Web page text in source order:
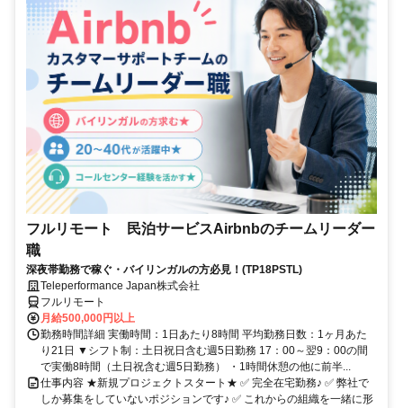
フルリモート 民泊サービスAirbnbのチームリーダー
職
深夜帯勤務で稼ぐ・バイリンガルの方必見！(TP18PSTL)
Teleperformance Japan株式会社
フルリモート
月給500,000円以上
勤務時間詳細 実働時間：1日あたり8時間 平均勤務日数：1ヶ月あた
り21日 ▼シフト制：土日祝日含む週5日勤務 17：00～翌9：00の間
で実働8時間（土日祝含む週5日勤務） ・1時間休憩の他に前半...
仕事内容 ★新規プロジェクトスタート★ ✅ 完全在宅勤務♪ ✅ 弊社で
しか募集をしていないポジションです♪ ✅ これからの組織を一緒に形